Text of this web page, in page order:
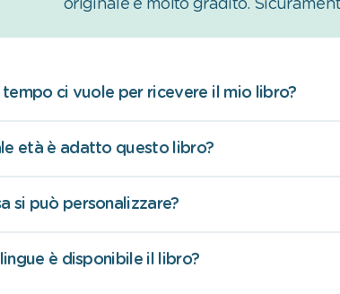
originale e molto gradito.
ci vuole per ricevere il mio libro?
età è adatto questo libro?
si può personalizzare?
è disponibile il libro?